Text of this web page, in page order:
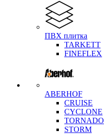
ПВХ плитка
TARKETT
FINEFLEX
ABERHOF
CRUISE
CYCLONE
TORNADO
STORM